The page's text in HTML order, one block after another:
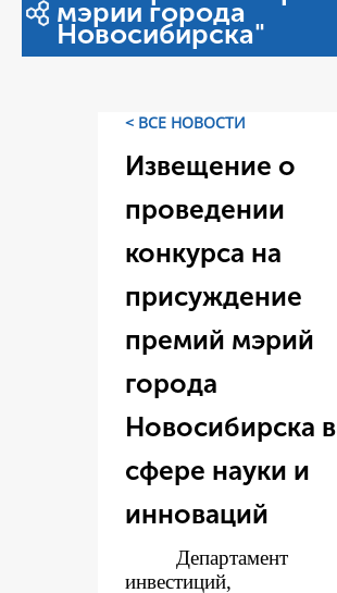
мэрии города
Новосибирска"
< ВСЕ НОВОСТИ
Извещение о
проведении
конкурса на
присуждение
премий мэрий
города
Новосибирска в
сфере науки и
инноваций
Департамент
инвестиций,